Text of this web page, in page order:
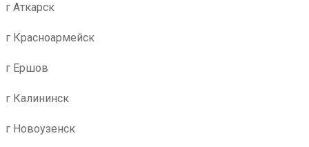
г Аткарск
г Красноармейск
г Ершов
г Калининск
г Новоузенск